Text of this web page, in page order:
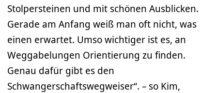
Stolpersteinen und mit schönen Ausblicken.
Gerade am Anfang weiß man oft nicht, was
einen erwartet. Umso wichtiger ist es, an
Weggabelungen Orientierung zu finden.
Genau dafür gibt es den
Schwangerschaftswegweiser“. – so Kim,